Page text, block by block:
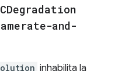
and-
inhabilita la